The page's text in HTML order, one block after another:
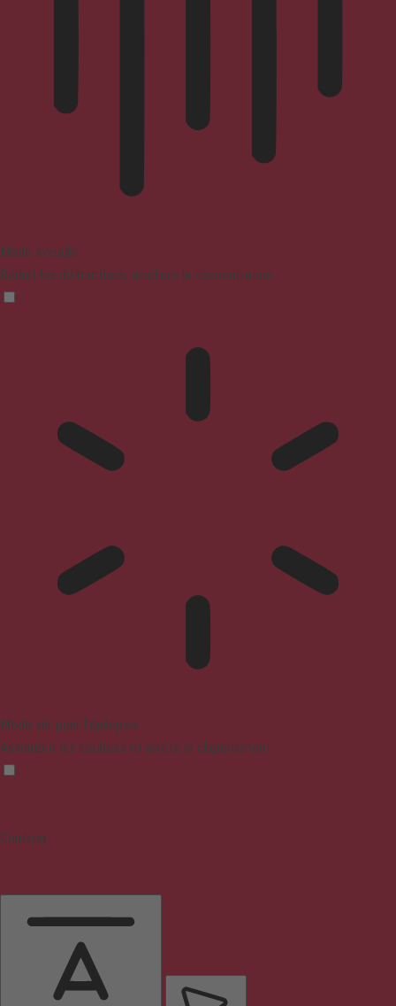
Mode aveugle
Réduit les distractions, améliore la concentration
Mode sûr pour l'épilepsie
Assombrit les couleurs et arrête le clignotement
Contenu